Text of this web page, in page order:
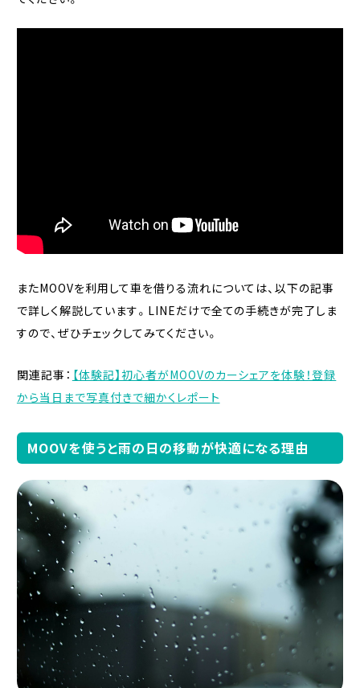
またMOOVを利用して車を借りる流れについては、以下の記事
で詳しく解説しています。LINEだけで全ての手続きが完了しま
すので、ぜひチェックしてみてください。
関連記事： 【体験記】初心者がMOOVのカーシェアを体験！登録
から当日まで写真付きで細かくレポート
MOOVを使うと雨の日の移動が快適になる理由